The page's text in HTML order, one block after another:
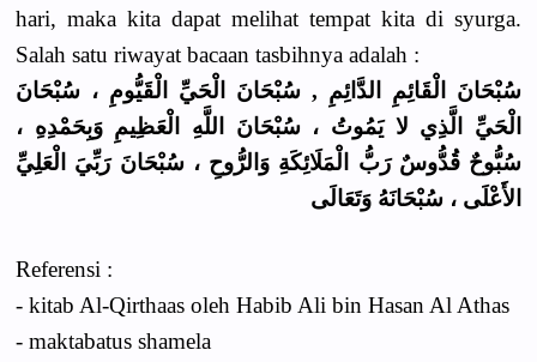
hari, maka kita dapat melihat tempat kita di syurga.
Salah satu riwayat bacaan tasbihnya adalah :
سُبْحَانَ الْقَائِمِ الدَّائِمِ , سُبْحَانَ الْحَيِّ الْقَيُّومِ ، سُبْحَانَ
الْحَيِّ الَّذِي لا يَمُوتُ ، سُبْحَانَ اللَّهِ الْعَظِيمِ وَبِحَمْدِهِ ،
سُبُّوحٌ قُدُّوسٌ رَبُّ الْمَلَائِكَةِ وَالرُّوحِ ، سُبْحَانَ رَبِّيَ الْعَلِيِّ
الأَعْلَى ، سُبْحَانَهُ وَتَعَالَى
Referensi :
- kitab Al-Qirthaas oleh Habib Ali bin Hasan Al Athas
- maktabatus shamela